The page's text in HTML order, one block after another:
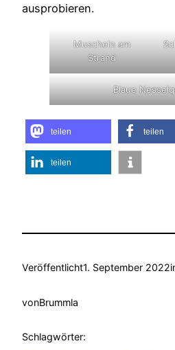
ausprobieren.
Muscheln am
Strand
Blaue
teilen teilen
teilen
Veröffentlicht1. September 2022
vonBrummla
Schlagwörter: